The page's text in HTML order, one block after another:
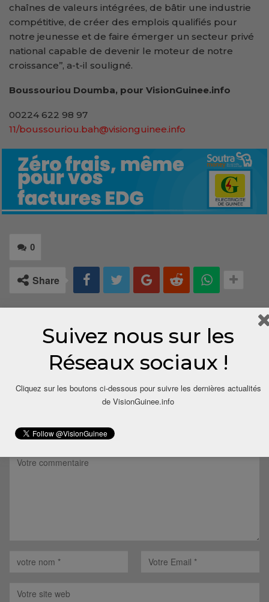
chaînes de valeurs intégrées, de bâtir une industrie
compétitive, de créer des emplois qualifiés pour
notre jeunesse et de faire émerger un secteur privé
national capable de devenir le moteur de notre
croissance’’, a-t-il souligné.
Boussouriou Doumba, pour VisionGuinee.info
00224 622 98 97
11/boussouriou.bah@visionguinee.info
0
Share
LAISSER UN COMMENTAIRE
Votre adresse email ne sera pas publiée.
Suivez nous sur les
Réseaux sociaux !
Cliquez sur les boutons ci-dessous pour suivre les dernières actualités
de VisionGuinee.info